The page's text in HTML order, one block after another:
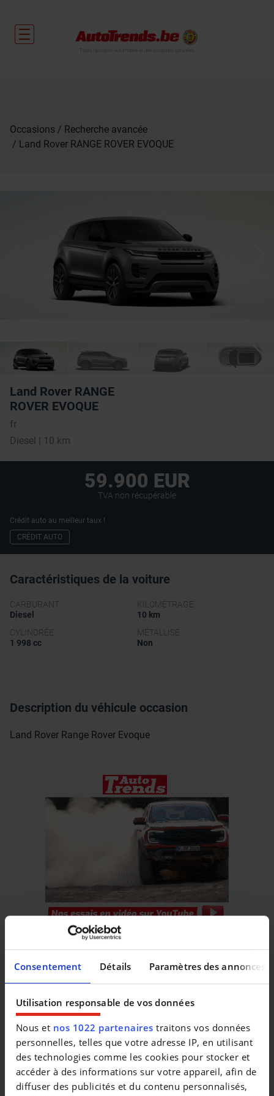
Consentement Détails Paramètres des annonces
Utilisation responsable de vos données
Nous et nos 1022 partenaires traitons vos données
personnelles, telles que votre adresse IP, en utilisant
des technologies comme les cookies pour stocker et
accéder à des informations sur votre appareil, afin de
diffuser des publicités et du contenu personnalisés,
Occasions
Recherche avancée
Land Rover RANGE ROVER EVOQUE
Land Rover RANGE
ROVER EVOQUE
fr
Diesel | 10 km
59.900 EUR
TVA non récupérable
Crédit auto au meilleur taux !
CRÉDIT AUTO
Caractéristiques de la voiture
CARBURANT
Diesel
KILOMÉTRAGE
10 km
CYLINDRÉE
1 998 cc
MÉTALLISÉ
Non
Description du véhicule occasion
Land Rover Range Rover Evoque
Véhicules similaires
LAND ROVER DISCOVERY
19.900 EUR |111.841 km
LAND ROVER RANGE
P400e Vogue *€ 37.000
44.770 EUR 176.471 km